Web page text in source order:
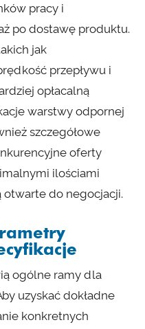
pracy i
po dostawę produktu.
jak
przepływu i
opłacalną
warstwy odpornej
szczegółowe
oferty
ilościami
otwarte do negocjacji.
ogólne ramy dla
uzyskać dokładne
konkretnych